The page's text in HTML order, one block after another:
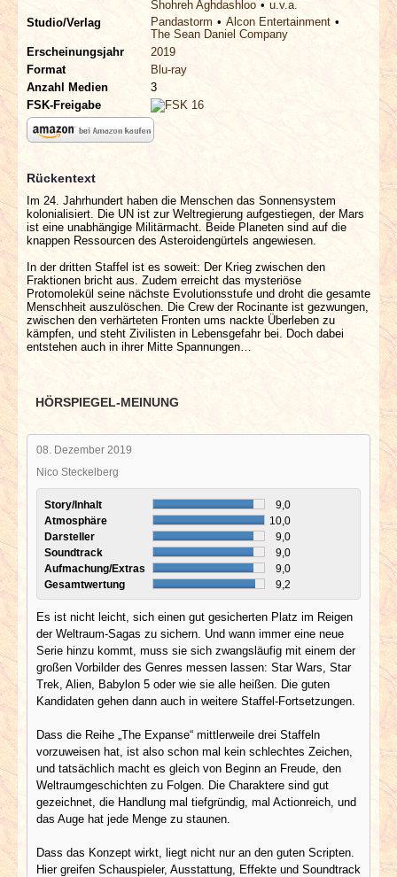
Shohreh Aghdashloo
u.v.a.
Studio/Verlag
Pandastorm
Alcon Entertainment
The Sean Daniel Company
Erscheinungsjahr
2019
Format
Blu-ray
Anzahl Medien
3
FSK-Freigabe
Rückentext
Im 24. Jahrhundert haben die Menschen das Sonnensystem
kolonialisiert. Die UN ist zur Weltregierung aufgestiegen, der Mars
ist eine unabhängige Militärmacht. Beide Planeten sind auf die
knappen Ressourcen des Asteroidengürtels angewiesen.
In der dritten Staffel ist es soweit: Der Krieg zwischen den
Fraktionen bricht aus. Zudem erreicht das mysteriöse
Protomolekül seine nächste Evolutionsstufe und droht die gesamte
Menschheit auszulöschen. Die Crew der Rocinante ist gezwungen,
zwischen den verhärteten Fronten ums nackte Überleben zu
kämpfen, und steht Zivilisten in Lebensgefahr bei. Doch dabei
entstehen auch in ihrer Mitte Spannungen…
HÖRSPIEGEL-MEINUNG
08. Dezember 2019
Nico Steckelberg
Story/Inhalt
9,0
Atmosphäre
10,0
Darsteller
9,0
Soundtrack
9,0
Aufmachung/Extras
9,0
Gesamtwertung
9,2
Es ist nicht leicht, sich einen gut gesicherten Platz im Reigen
der Weltraum-Sagas zu sichern. Und wann immer eine neue
Serie hinzu kommt, muss sie sich zwangsläufig mit einem der
großen Vorbilder des Genres messen lassen: Star Wars, Star
Trek, Alien, Babylon 5 oder wie sie alle heißen. Die guten
Kandidaten gehen dann auch in weitere Staffel-Fortsetzungen.
Dass die Reihe „The Expanse“ mittlerweile drei Staffeln
vorzuweisen hat, ist also schon mal kein schlechtes Zeichen,
und tatsächlich macht es gleich von Beginn an Freude, den
Weltraumgeschichten zu Folgen. Die Charaktere sind gut
gezeichnet, die Handlung mal tiefgründig, mal Actionreich, und
das Auge hat jede Menge zu staunen.
Dass das Konzept wirkt, liegt nicht nur an den guten Scripten.
Hier greifen Schauspieler, Ausstattung, Effekte und Soundtrack